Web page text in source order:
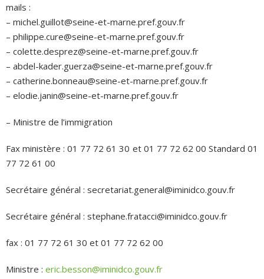
mails :
– michel.guillot@seine-et-marne.pref.gouv.fr
– philippe.cure@seine-et-marne.pref.gouv.fr
– colette.desprez@seine-et-marne.pref.gouv.fr
– abdel-kader.guerza@seine-et-marne.pref.gouv.fr
– catherine.bonneau@seine-et-marne.pref.gouv.fr
– elodie.janin@seine-et-marne.pref.gouv.fr
– Ministre de l’immigration
Fax ministère : 01 77 72 61 30 et 01 77 72 62 00 Standard 01
77 72 61 00
Secrétaire général : secretariat.general@iminidco.gouv.fr
Secrétaire général : stephane.fratacci@iminidco.gouv.fr
fax : 01 77 72 61 30 et 01 77 72 62 00
Ministre : eric.besson@iminidco.gouv.fr